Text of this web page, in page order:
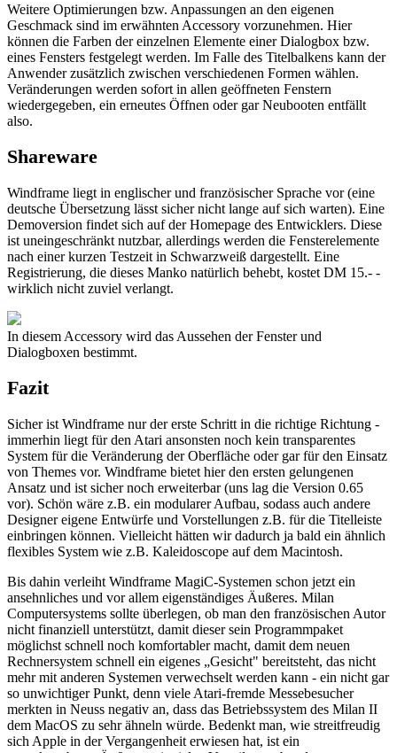
Weitere Optimierungen bzw. Anpassungen an den eigenen
Geschmack sind im erwähnten Accessory vorzunehmen. Hier
können die Farben der einzelnen Elemente einer Dialogbox bzw.
eines Fensters festgelegt werden. Im Falle des Titelbalkens kann der
Anwender zusätzlich zwischen verschiedenen Formen wählen.
Veränderungen werden sofort in allen geöffneten Fenstern
wiedergegeben, ein erneutes Öffnen oder gar Neubooten entfällt
also.
Shareware
Windframe liegt in englischer und französischer Sprache vor (eine
deutsche Übersetzung lässt sicher nicht lange auf sich warten). Eine
Demoversion findet sich auf der Homepage des Entwicklers. Diese
ist uneingeschränkt nutzbar, allerdings werden die Fensterelemente
nach einer kurzen Testzeit in Schwarzweiß dargestellt. Eine
Registrierung, die dieses Manko natürlich behebt, kostet DM 15.- -
wirklich nicht zuviel verlangt.
In diesem Accessory wird das Aussehen der Fenster und
Dialogboxen bestimmt.
Fazit
Sicher ist Windframe nur der erste Schritt in die richtige Richtung -
immerhin liegt für den Atari ansonsten noch kein transparentes
System für die Veränderung der Oberfläche oder gar für den Einsatz
von Themes vor. Windframe bietet hier den ersten gelungenen
Ansatz und ist sicher noch erweiterbar (uns lag die Version 0.65
vor). Schön wäre z.B. ein modularer Aufbau, sodass auch andere
Designer eigene Entwürfe und Vorstellungen z.B. für die Titelleiste
einbringen können. Vielleicht hätten wir dadurch ja bald ein ähnlich
flexibles System wie z.B. Kaleidoscope auf dem Macintosh.
Bis dahin verleiht Windframe MagiC-Systemen schon jetzt ein
ansehnliches und vor allem eigenständiges Äußeres. Milan
Computersystems sollte überlegen, ob man den französischen Autor
nicht finanziell unterstützt, damit dieser sein Programmpaket
möglichst schnell noch komfortabler macht, damit dem neuen
Rechnersystem schnell ein eigenes „Gesicht" bereitsteht, das nicht
mehr mit anderen Systemen verwechselt werden kann - ein nicht gar
so unwichtiger Punkt, denn viele Atari-fremde Messebesucher
merkten in Neuss negativ an, dass das Betriebssystem des Milan II
dem MacOS zu sehr ähneln würde. Bedenkt man, wie streitfreudig
sich Apple in der Vergangenheit erwiesen hat, ist ein